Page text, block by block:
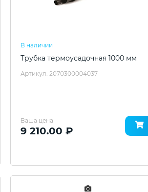
В наличии
Трубка термоусадочная 1000 мм
Артикул: 2070300004037
Ваша цена
9 210.00 ₽